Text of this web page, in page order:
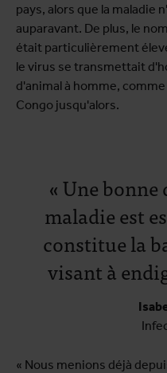
pays, alors que la maladie
auparavant. De plus, le
était particulièrement
le virus se transmettait
d'animal à homme,
Congo jusqu'alors.
« Une
maladie est
constitue la
visant à
« Nous menions déjà